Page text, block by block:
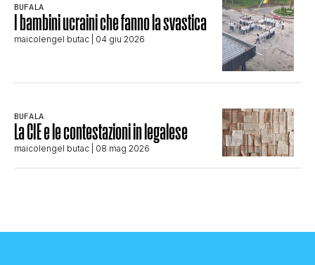
BUFALA
I bambini ucraini che fanno la svastica
maicolengel butac | 04 giu 2026
BUFALA
La CIE e le contestazioni in legalese
maicolengel butac | 08 mag 2026